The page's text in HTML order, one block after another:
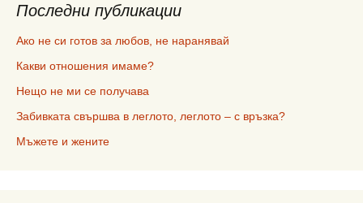
Последни публикации
Ако не си готов за любов, не наранявай
Какви отношения имаме?
Нещо не ми се получава
Забивката свършва в леглото, леглото – с връзка?
Мъжете и жените